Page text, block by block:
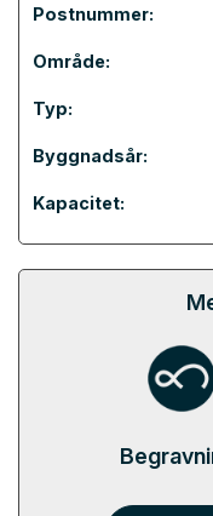
Postnummer:
Område:
Typ:
Byggnadsår:
Kapacitet: